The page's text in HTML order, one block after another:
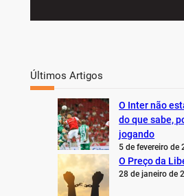
Últimos Artigos
O Inter não
do que sabe,
jogando
5 de fevereiro de
O Preço da
28 de janeiro de